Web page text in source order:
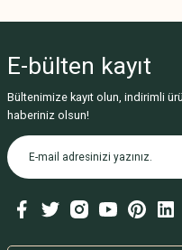
Görüş ve önerileriniz için
Ürün resmi kalitesiz, bozuk
Ürün açıklamasında eksik
Ürün bilgilerinde hatalar
Bu ürüne benzer farklı
E-bülten kayıt
Bültenimize kayıt olun, indirimli
haberiniz olsun!